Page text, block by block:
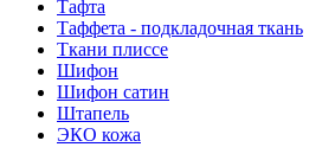
Тафта
Таффета - подкладочная ткань
Ткани плиссе
Шифон
Шифон сатин
Штапель
ЭКО кожа